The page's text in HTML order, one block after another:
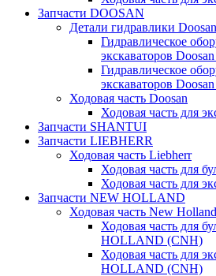
Запчасти DOOSAN
Детали гидравлики Doosan
Гидравлическое
экскаваторов
Гидравлическое
экскаваторов
Ходовая часть Doosan
Ходовая часть для
Запчасти SHANTUI
Запчасти LIEBHERR
Ходовая часть Liebherr
Ходовая часть для
Ходовая часть для
Запчасти NEW HOLLAND
Ходовая часть New
Ходовая часть для
HOLLAND (CNH)
Ходовая часть для
HOLLAND (CNH)